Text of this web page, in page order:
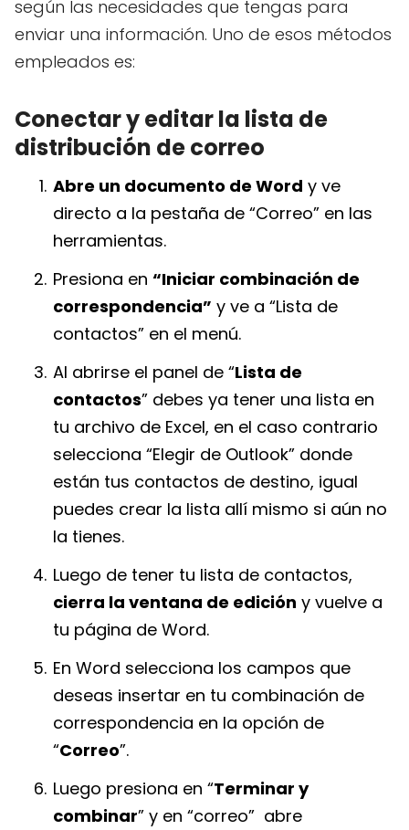
según las necesidades que tengas para
enviar una información. Uno de esos métodos
empleados es:
Conectar y editar la lista de
distribución de correo
Abre un documento de Word y ve
directo a la pestaña de “Correo” en las
herramientas.
Presiona en “Iniciar combinación de
correspondencia” y ve a “Lista de
contactos” en el menú.
Al abrirse el panel de “Lista de
contactos” debes ya tener una lista en
tu archivo de Excel, en el caso contrario
selecciona “Elegir de Outlook” donde
están tus contactos de destino, igual
puedes crear la lista allí mismo si aún no
la tienes.
Luego de tener tu lista de contactos,
cierra la ventana de edición y vuelve a
tu página de Word.
En Word selecciona los campos que
deseas insertar en tu combinación de
correspondencia en la opción de
“Correo”.
Luego presiona en “Terminar y
combinar” y en “correo” abre